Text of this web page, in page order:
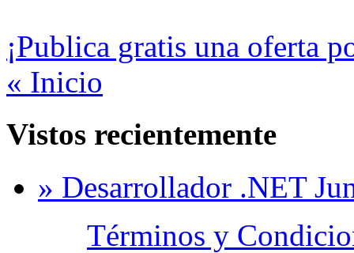
¡Publica gratis una oferta
« Inicio
Vistos recientemente
» Desarrollador .NET
Términos y